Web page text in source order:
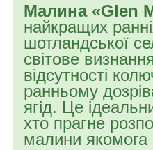
Малина «Glen
найкращих
шотландської
світове
відсутності
ранньому
ягід. Це
хто прагне
малини якомога